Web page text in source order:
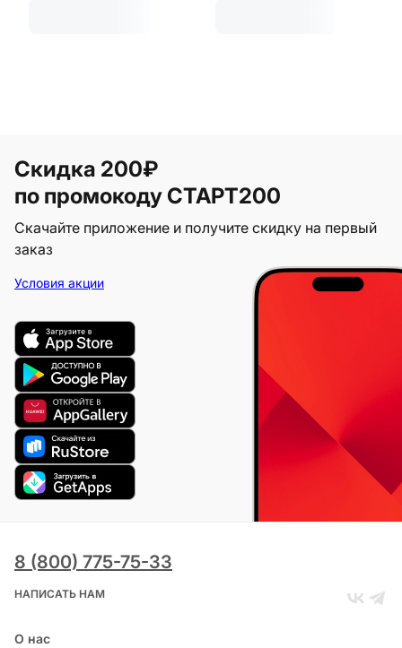
Скидка 200₽
по промокоду СТАРТ200
Скачайте приложение и получите скидку на первый
заказ
Условия акции
8 (800) 775-75-33
НАПИСАТЬ НАМ
О нас